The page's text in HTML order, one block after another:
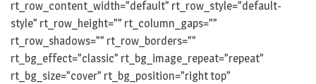
rt_row_content_width=”default” rt_row_style=”default-
style” rt_row_height=”” rt_column_gaps=””
rt_row_shadows=”” rt_row_borders=””
rt_bg_effect=”classic” rt_bg_image_repeat=”repeat”
rt_bg_size=”cover” rt_bg_position=”right top”